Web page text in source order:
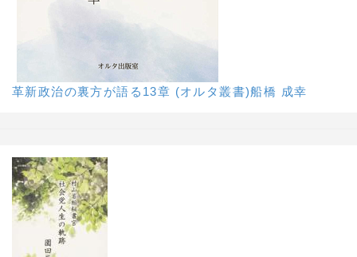
革新政治の裏方が語る13章 (オルタ叢書)船橋 成幸